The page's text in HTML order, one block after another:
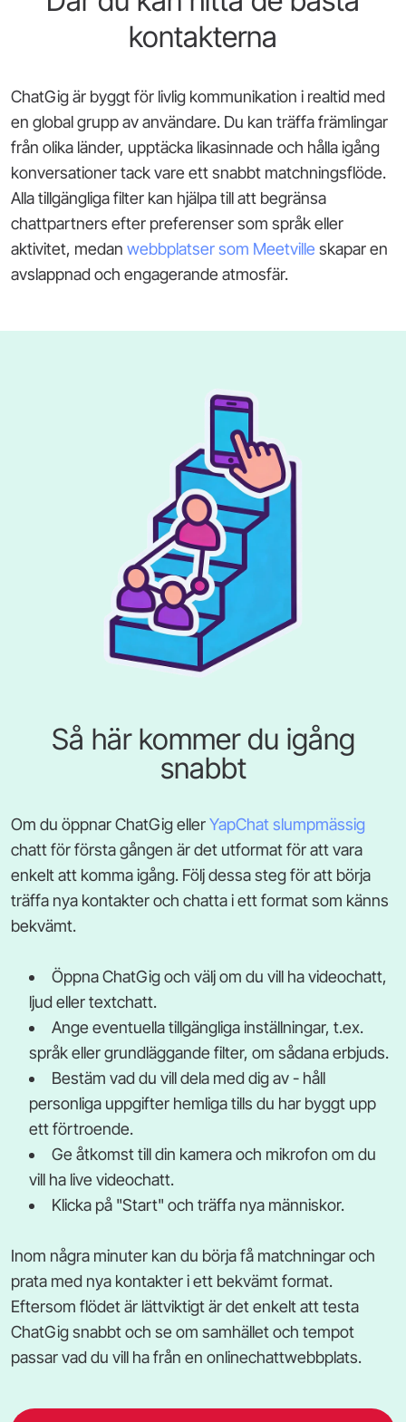
kontakterna
ChatGig är byggt för livlig kommunikation i realtid med
en global grupp av användare. Du kan träffa främlingar
från olika länder, upptäcka likasinnade och hålla igång
konversationer tack vare ett snabbt matchningsflöde.
Alla tillgängliga filter kan hjälpa till att begränsa
chattpartners efter preferenser som språk eller
aktivitet, medan webbplatser som Meetville skapar en
avslappnad och engagerande atmosfär.
Så här kommer du igång
snabbt
Om du öppnar ChatGig ellerYapChat slumpmässig
chatt för första gången är det utformat för att vara
enkelt att komma igång. Följ dessa steg för att börja
träffa nya kontakter och chatta i ett format som känns
bekvämt.
Öppna ChatGig och välj om du vill ha videochatt,
ljud eller textchatt.
Ange eventuella tillgängliga inställningar, t.ex.
språk eller grundläggande filter, om sådana erbjuds.
Bestäm vad du vill dela med dig av - håll
personliga uppgifter hemliga tills du har byggt upp
ett förtroende.
Ge åtkomst till din kamera och mikrofon om du
vill ha live videochatt.
Klicka på "Start" och träffa nya människor.
Inom några minuter kan du börja få matchningar och
prata med nya kontakter i ett bekvämt format.
Eftersom flödet är lättviktigt är det enkelt att testa
ChatGig snabbt och se om samhället och tempot
passar vad du vill ha från en onlinechattwebbplats.